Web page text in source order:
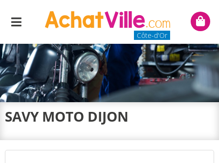
Menu
Côte-d'Or
Mon
SAVY MOTO DIJON